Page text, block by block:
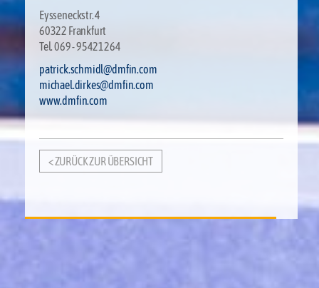
Eysseneckstr. 4
60322 Frankfurt
Tel. 069 - 95421264
patrick.schmidl@dmfin.com
michael.dirkes@dmfin.com
www.dmfin.com
< ZURÜCK ZUR ÜBERSICHT